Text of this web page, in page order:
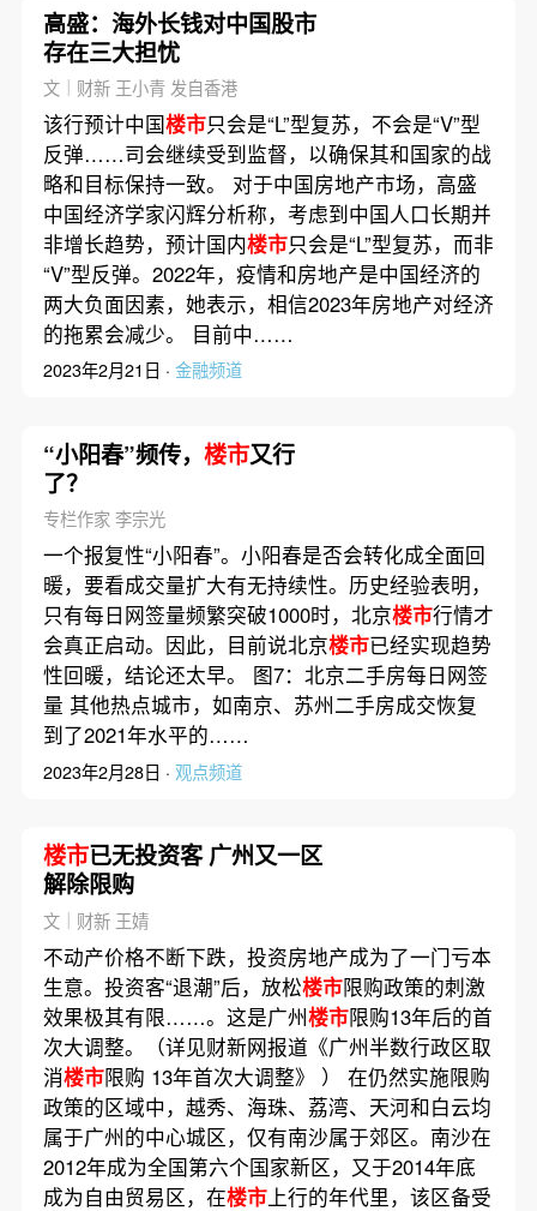
高盛：海外长钱对中国股市
存在三大担忧
文｜财新 王小青 发自香港
该行预计中国楼市只会是“L”型复苏，不会是“V”型
反弹……司会继续受到监督，以确保其和国家的战
略和目标保持一致。 对于中国房地产市场，高盛
中国经济学家闪辉分析称，考虑到中国人口长期并
非增长趋势，预计国内楼市只会是“L”型复苏，而非
“V”型反弹。2022年，疫情和房地产是中国经济的
两大负面因素，她表示，相信2023年房地产对经济
的拖累会减少。 目前中……
2023年2月21日 · 金融频道
“小阳春”频传， 楼市又行
了？
专栏作家 李宗光
一个报复性“小阳春”。小阳春是否会转化成全面回
暖，要看成交量扩大有无持续性。历史经验表明，
只有每日网签量频繁突破1000时，北京楼市行情才
会真正启动。因此，目前说北京楼市已经实现趋势
性回暖，结论还太早。 图7：北京二手房每日网签
量 其他热点城市，如南京、苏州二手房成交恢复
到了2021年水平的……
2023年2月28日 · 观点频道
楼市已无投资客 广州又一区
解除限购
文｜财新 王婧
不动产价格不断下跌，投资房地产成为了一门亏本
生意。投资客“退潮”后，放松楼市限购政策的刺激
效果极其有限……。这是广州楼市限购13年后的首
次大调整。（详见财新网报道《广州半数行政区取
消楼市限购 13年首次大调整》 ） 在仍然实施限购
政策的区域中，越秀、海珠、荔湾、天河和白云均
属于广州的中心城区，仅有南沙属于郊区。南沙在
2012年成为全国第六个国家新区，又于2014年底
成为自由贸易区，在楼市上行的年代里，该区备受